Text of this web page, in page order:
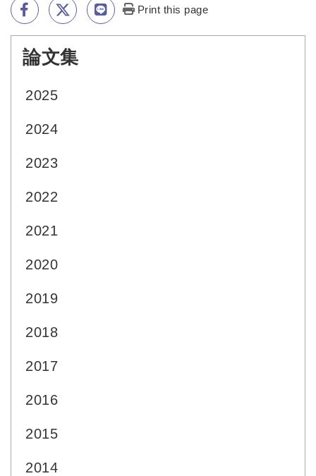
Print this page
論文集
2025
2024
2023
2022
2021
2020
2019
2018
2017
2016
2015
2014